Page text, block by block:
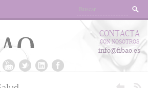
CONTACTA
CON NOSOTROS
info@fibao.es